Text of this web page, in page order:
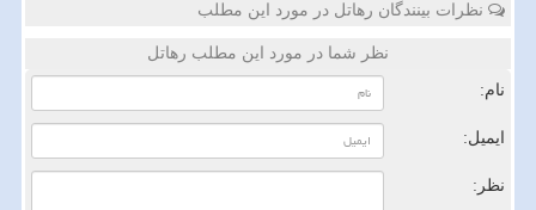
نظرات بینندگان رهاتل در مورد این مطلب
نظر شما در مورد این مطلب رهاتل
نام:
ایمیل:
نظر: